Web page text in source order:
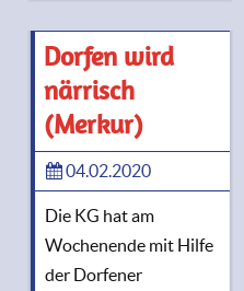
Dorfen wird
närrisch
(Merkur)
04.02.2020
Die KG hat am
Wochenende mit Hilfe
der Dorfener